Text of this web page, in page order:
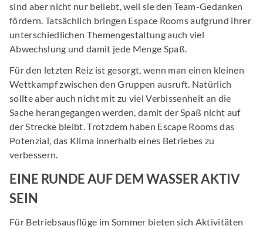
sind aber nicht nur beliebt, weil sie den Team-Gedanken
fördern. Tatsächlich bringen Espace Rooms aufgrund ihrer
unterschiedlichen Themengestaltung auch viel
Abwechslung und damit jede Menge Spaß.
Für den letzten Reiz ist gesorgt, wenn man einen kleinen
Wettkampf zwischen den Gruppen ausruft. Natürlich
sollte aber auch nicht mit zu viel Verbissenheit an die
Sache herangegangen werden, damit der Spaß nicht auf
der Strecke bleibt. Trotzdem haben Escape Rooms das
Potenzial, das Klima innerhalb eines Betriebes zu
verbessern.
EINE RUNDE AUF DEM WASSER AKTIV
SEIN
Für Betriebsausflüge im Sommer bieten sich Aktivitäten